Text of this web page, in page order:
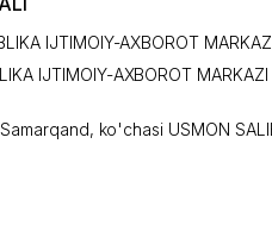
IJTIMOIY-AXBOROT MARKAZI
IJTIMOIY-AXBOROT MARKAZI
Samarqand, ko'chasi USMON